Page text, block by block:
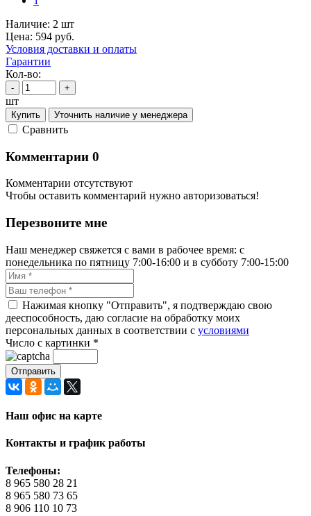
Наличие: 2 шт
Цена: 594 руб.
Условия доставки и оплаты
Гарантии
Кол-во:
- +
шт
Купить Уточнить наличие у менеджера
Cравнить
Комментарии 0
Комментарии отсутствуют
Чтобы оставить комментарий нужно авторизоваться!
Перезвоните мне
Наш менеджер свяжется с вами в рабочее время: с
понедельника по пятницу 7:00-16:00 и в субботу 7:00-15:00
Нажимая кнопку "Отправить", я подтверждаю свою
дееспособность, даю согласие на обработку моих
персональных данных в соответствии с условиями
Число с картинки *
Наш офис на карте
Контакты и график работы
Телефоны:
8 965 580 28 21
8 965 580 73 65
8 906 110 10 73